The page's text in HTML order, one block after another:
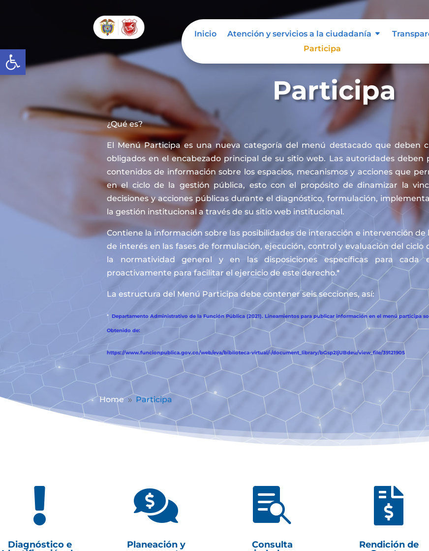
Abrir barra de herramientas
Inicio Atención y servicios a la ciudadanía
Participa
Participa
¿Qué es?
El Menú Participa es una nueva categoría del menú destacado que deben
obligados en el encabezado principal de su sitio web. Las autoridades
contenidos de información sobre los espacios, mecanismos y acciones que
en el ciclo de la gestión pública, esto con el propósito de dinamizar la
decisiones y acciones públicas durante el diagnóstico, formulación,
la gestión institucional a través de su sitio web institucional.
Contiene la información sobre las posibilidades de interacción e intervención de
de interés en las fases de formulación, ejecución, control y evaluación del
la normatividad general y en las disposiciones específicas para cada
proactivamente para facilitar el ejercicio de este derecho.*
La estructura del Menú Participa debe contener seis secciones, así:
* Departamento Administrativo de la Función Pública (2021). Lineamientos para publicar información en el menú participa
Obtenido de:
https://www.funcionpublica.gov.co/web/eva/biblioteca-virtual/-/document_library/bGsp2IjUBdeu/view_file/39121905
Home 9 Participa

Diagnóstico e

Planeación y

Consulta

Rendición de